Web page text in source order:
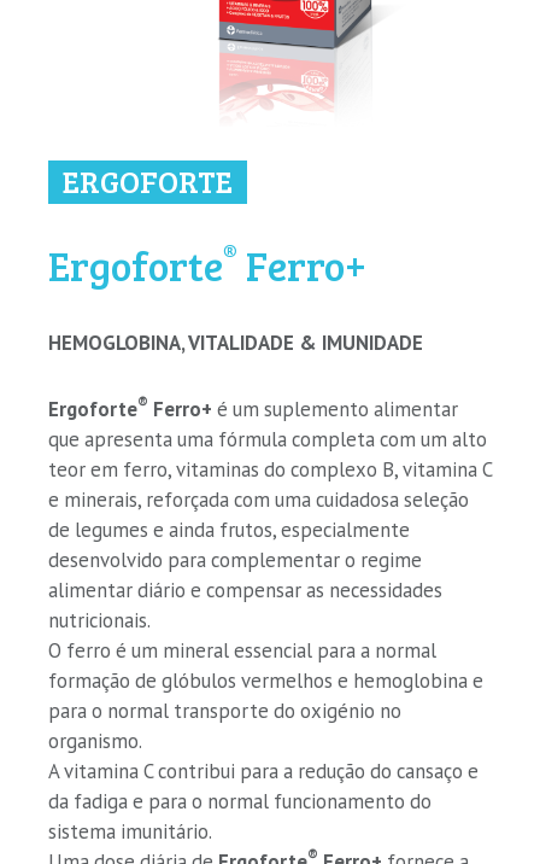
ERGOFORTE
Ergoforte® Ferro+
HEMOGLOBINA, VITALIDADE & IMUNIDADE
Ergoforte® Ferro+ é um suplemento alimentar
que apresenta uma fórmula completa com um alto
teor em ferro, vitaminas do complexo B, vitamina C
e minerais, reforçada com uma cuidadosa seleção
de legumes e ainda frutos, especialmente
desenvolvido para complementar o regime
alimentar diário e compensar as necessidades
nutricionais.
O ferro é um mineral essencial para a normal
formação de glóbulos vermelhos e hemoglobina e
para o normal transporte do oxigénio no
organismo.
A vitamina C contribui para a redução do cansaço e
da fadiga e para o normal funcionamento do
sistema imunitário.
®